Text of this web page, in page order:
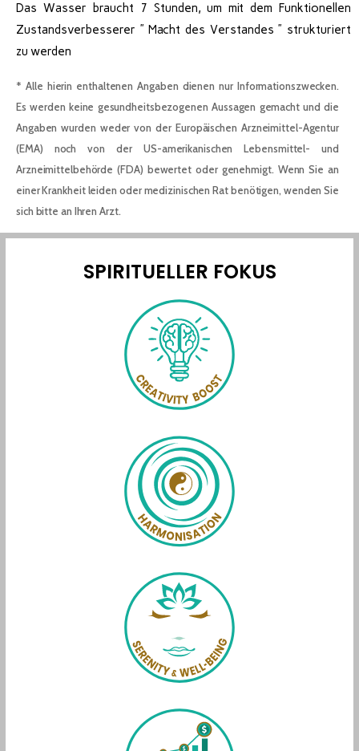
Das Wasser braucht 7 Stunden, um mit dem Funktionellen
Zustandsverbesserer ” Macht des Verstandes ” strukturiert
zu werden
* Alle hierin enthaltenen Angaben dienen nur Informationszwecken.
Es werden keine gesundheitsbezogenen Aussagen gemacht und die
Angaben wurden weder von der Europäischen Arzneimittel-Agentur
(EMA) noch von der US-amerikanischen Lebensmittel- und
Arzneimittelbehörde (FDA) bewertet oder genehmigt. Wenn Sie an
einer Krankheit leiden oder medizinischen Rat benötigen, wenden Sie
sich bitte an Ihren Arzt.
SPIRITUELLER FOKUS